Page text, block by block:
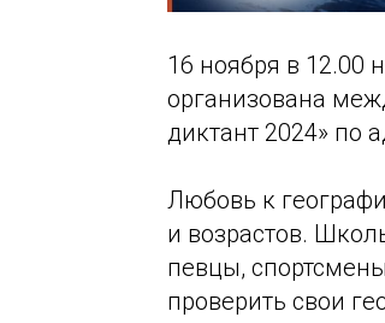
16 ноября в 12.00
организована
диктант 2024» по
Любовь к
и возрастов.
певцы,
проверить свои